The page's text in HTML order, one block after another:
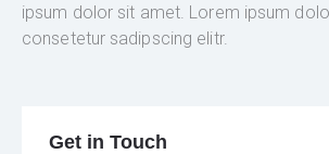
ipsum dolor sit amet. Lorem ipsum
consetetur sadipscing elitr.
Get in Touch